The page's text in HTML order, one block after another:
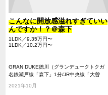
こんなに開放感溢れすぎていい
んですか！？＠森下
1LDK／9.35万円〜
1LDK／10.2万円〜
GRAN DUKE徳川（グランデュークトクガ
ワ）
名鉄瀬戸線「森下」1分/JR中央線「大曽
2021年10月